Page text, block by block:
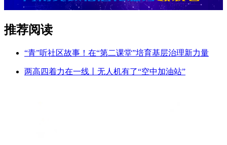
推荐阅读
“青”听社区故事！在“第二课堂”培育基层治理新力量
两高四着力在一线丨无人机有了“空中加油站”